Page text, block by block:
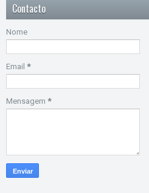
Contacto
Nome
Email *
Mensagem *